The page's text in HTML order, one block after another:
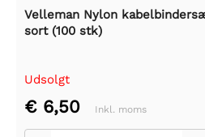
Velleman Nylon
sort (100 stk)
Udsolgt
€ 6,50 Inkl. moms